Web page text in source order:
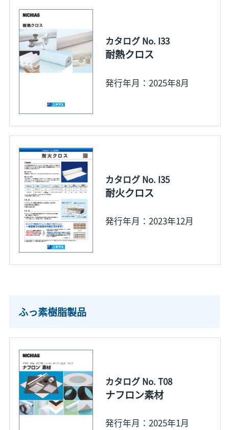
カタログ No. I33
耐熱クロス
発行年月：2025年8月
カタログ No. I35
耐火クロス
発行年月：2023年12月
ふっ素樹脂製品
カタログ No. T08
ナフロン素材
発行年月：2025年1月